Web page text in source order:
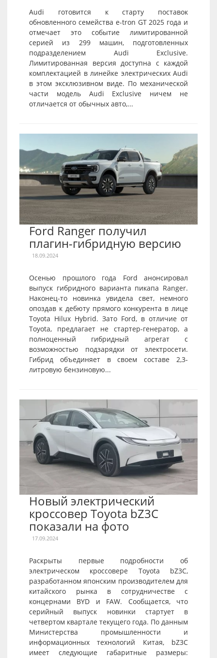
Audi готовится к старту поставок
обновленного семейства e-tron GT 2025 года и
отмечает это событие лимитированной
серией из 299 машин, подготовленных
подразделением Audi Exclusive.
Лимитированная версия доступна с каждой
комплектацией в линейке электрических Audi
в этом эксклюзивном виде. По механической
части модель Audi Exclusive ничем не
отличается от обычных авто,...
Ford Ranger получил
плагин-гибридную версию
18.09.2024
Осенью прошлого года Ford анонсировал
выпуск гибридного варианта пикапа Ranger.
Наконец-то новинка увидела свет, немного
опоздав к дебюту прямого конкурента в лице
Toyota Hilux Hybrid. Зато Ford, в отличие от
Toyota, предлагает не стартер-генератор, а
полноценный гибридный агрегат с
возможностью подзарядки от электросети.
Гибрид объединяет в своем составе 2,3-
литровую бензиновую...
Новый электрический
кроссовер Toyota bZ3C
показали на фото
17.09.2024
Раскрыты первые подробности об
электрическом кроссовере Toyota bZ3C,
разработанном японским производителем для
китайского рынка в сотрудничестве с
концернами BYD и FAW. Сообщается, что
серийный выпуск новинки стартует в
четвертом квартале текущего года. По данным
Министерства промышленности и
информационных технологий Китая, bZ3C
имеет следующие габаритные размеры: